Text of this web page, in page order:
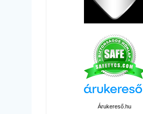
Árukereső.hu